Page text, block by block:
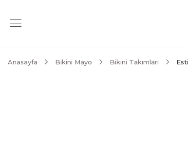
Anasayfa Bikini Mayo Bikini Takımları